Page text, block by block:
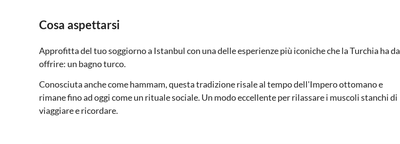
Cosa aspettarsi
Approfitta del tuo soggiorno a Istanbul con una delle esperienze più iconiche che la Turchia ha da
offrire: un bagno turco.
Conosciuta anche come hammam, questa tradizione risale al tempo dell'Impero ottomano e
rimane fino ad oggi come un rituale sociale. Un modo eccellente per rilassare i muscoli stanchi di
viaggiare e ricordare.